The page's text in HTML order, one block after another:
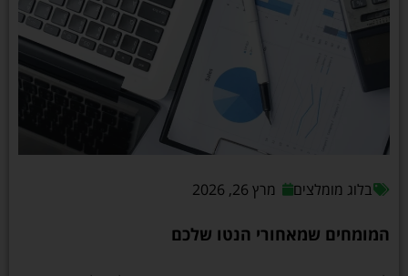
בלוג מומלצים מרץ 26, 2026
המומחים שמאחורי הנטו שלכם